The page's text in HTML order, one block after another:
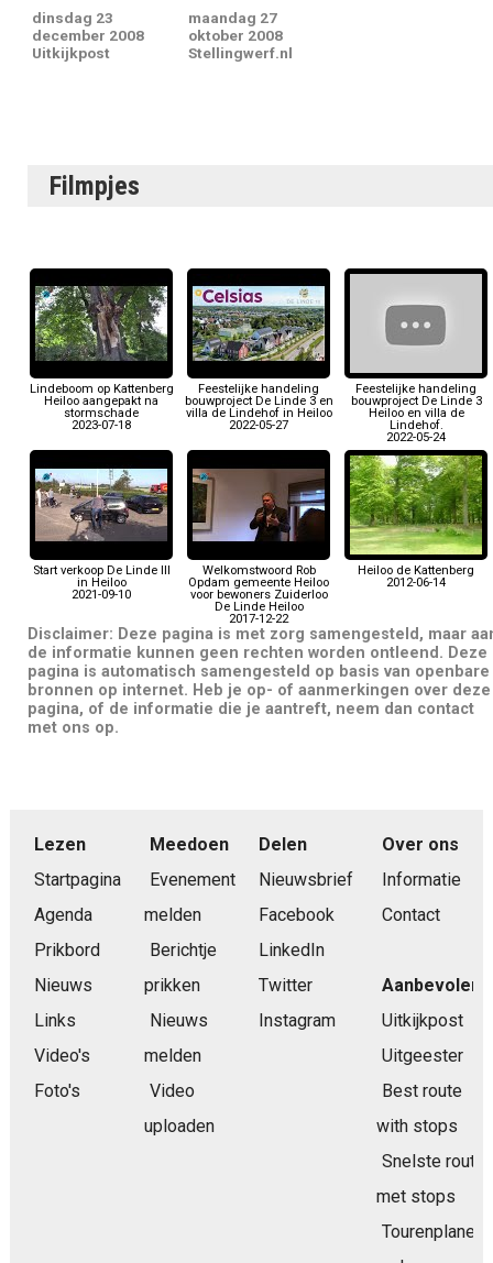
dinsdag 23
december 2008
Uitkijkpost
maandag 27
oktober 2008
Stellingwerf.nl
Filmpjes
Lindeboom op Kattenberg
Heiloo aangepakt na
stormschade
2023-07-18
Feestelijke handeling
bouwproject De Linde 3 en
villa de Lindehof in Heiloo
2022-05-27
Feestelijke handeling
bouwproject De Linde 3
Heiloo en villa de
Lindehof.
2022-05-24
Start verkoop De Linde III
in Heiloo
2021-09-10
Welkomstwoord Rob
Opdam gemeente Heiloo
voor bewoners Zuiderloo
De Linde Heiloo
2017-12-22
Heiloo de Kattenberg
2012-06-14
Disclaimer: Deze pagina is met zorg samengesteld, maar
de informatie kunnen geen rechten worden ontleend. Deze
pagina is automatisch samengesteld op basis van openbare
bronnen op internet. Heb je op- of aanmerkingen over deze
pagina, of de informatie die je aantreft, neem dan contact
met ons op.
Lezen
Startpagina
Agenda
Prikbord
Nieuws
Links
Video's
Foto's
Meedoen
Evenement
melden
Berichtje
prikken
Nieuws
melden
Video
uploaden
Delen
Nieuwsbrief
Facebook
LinkedIn
Twitter
Instagram
Over ons
Informatie
Contact
Aanbevolen
Uitkijkpost
Uitgeester
Best route
with stops
Snelste route
met stops
Tourenplaner